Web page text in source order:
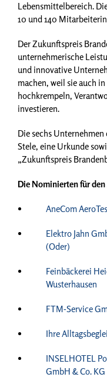
Lebensmittelbereich.
10 und 140
Der Zukunftspreis
unternehmerische
und innovative
machen, weil sie auch
hochkrempeln,
investieren.
Die sechs
Stele, eine Urkunde
„Zukunftspreis
Die Nominierten für
AneCom
Elektro Jahn
(Oder)
Feinbäckerei
Wusterhausen
FTM-Service
Ihre
INSELHOTEL
GmbH & Co.